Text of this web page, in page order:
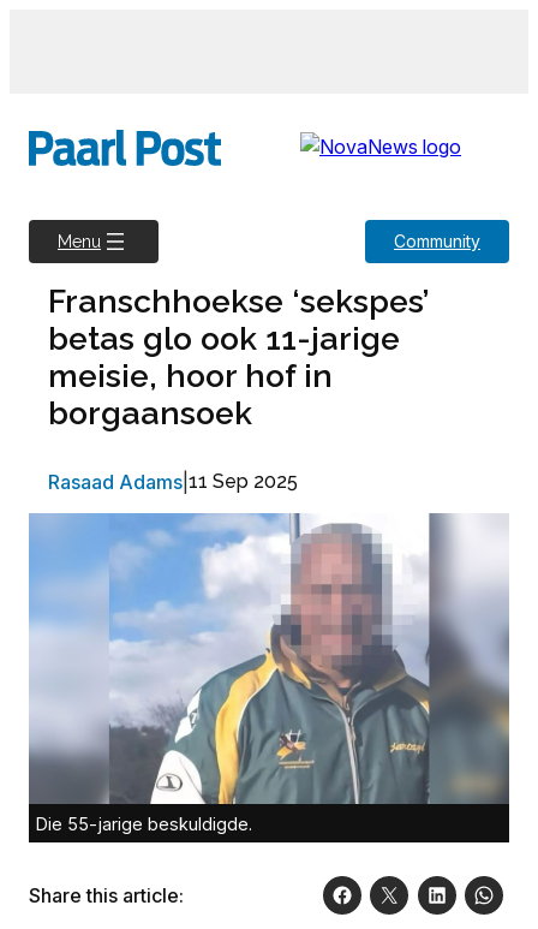
Menu Community
Franschhoekse ‘sekspes’
betas glo ook 11-jarige
meisie, hoor hof in
borgaansoek
Rasaad Adams 11 Sep 2025
Die 55-jarige beskuldigde.
Share this article: